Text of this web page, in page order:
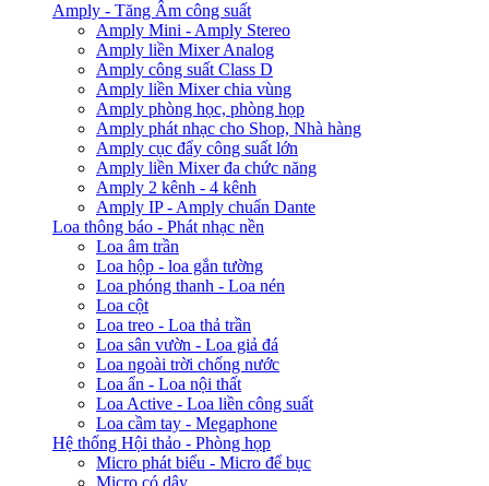
Amply - Tăng Âm công suất
Amply Mini - Amply Stereo
Amply liền Mixer Analog
Amply công suất Class D
Amply liền Mixer chia vùng
Amply phòng học, phòng họp
Amply phát nhạc cho Shop, Nhà hàng
Amply cục đẩy công suất lớn
Amply liền Mixer đa chức năng
Amply 2 kênh - 4 kênh
Amply IP - Amply chuẩn Dante
Loa thông báo - Phát nhạc nền
Loa âm trần
Loa hộp - loa gắn tường
Loa phóng thanh - Loa nén
Loa cột
Loa treo - Loa thả trần
Loa sân vườn - Loa giả đá
Loa ngoài trời chống nước
Loa ẩn - Loa nội thất
Loa Active - Loa liền công suất
Loa cầm tay - Megaphone
Hệ thống Hội thảo - Phòng họp
Micro phát biểu - Micro để bục
Micro có dây